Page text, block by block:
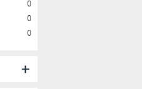
0
0
0
+